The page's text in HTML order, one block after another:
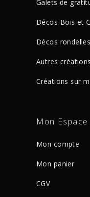
Galets de
Décos Bois et
Décos
Autres créations
Créations sur
Mon Espace
Mon compte
Mon panier
CGV